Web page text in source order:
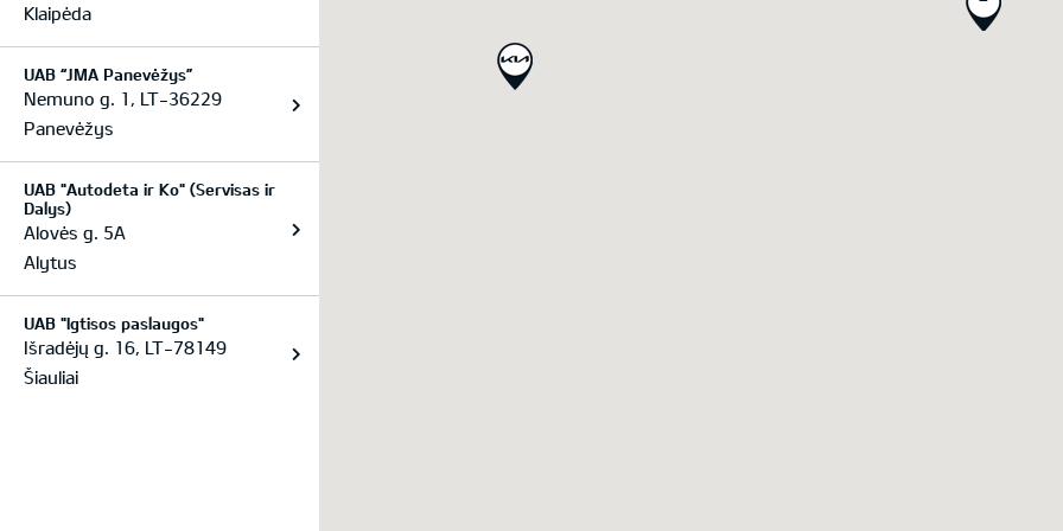
Klaipėda
UAB “JMA Panevėžys”
Nemuno g. 1, LT-36229
Panevėžys
UAB "Autodeta ir Ko" (Servisas ir
Dalys)
Alovės g. 5A
Alytus
UAB "Igtisos paslaugos"
Išradėjų g. 16, LT-78149
Šiauliai